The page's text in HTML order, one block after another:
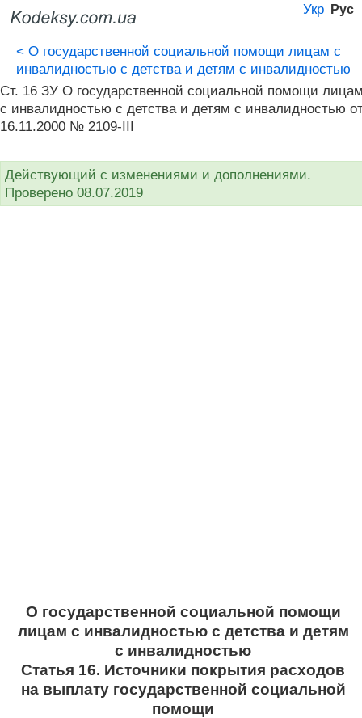
Укр Рус
< О государственной социальной помощи лицам с
инвалидностью с детства и детям с инвалидностью
Ст. 16 ЗУ О государственной социальной помощи
с инвалидностью с детства и детям с инвалидностью
16.11.2000 № 2109-III
Действующий с изменениями и дополнениями.
Проверено 08.07.2019
О государственной социальной помощи
лицам с инвалидностью с детства и детям
с инвалидностью
Статья 16. Источники покрытия расходов
на выплату государственной социальной
помощи